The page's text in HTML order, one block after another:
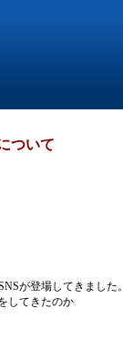
ついて
が登場してきました。
してきたのか